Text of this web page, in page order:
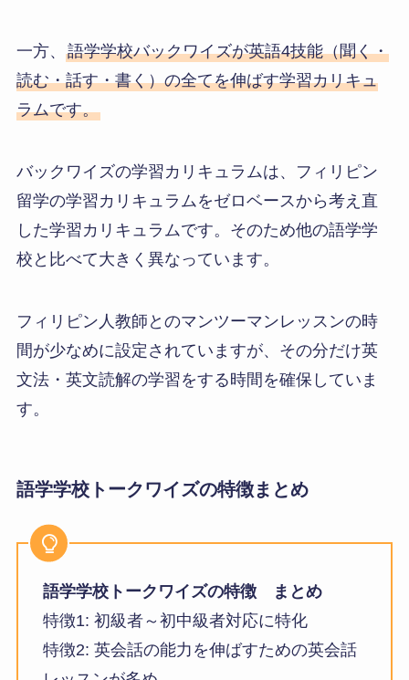
一方、 語学学校バックワイズが英語4技能（聞く・
読む・話す・書く）の全てを伸ばす学習カリキュ
ラムです。
バックワイズの学習カリキュラムは、フィリピン
留学の学習カリキュラムをゼロベースから考え直
した学習カリキュラムです。そのため他の語学学
校と比べて大きく異なっています。
フィリピン人教師とのマンツーマンレッスンの時
間が少なめに設定されていますが、その分だけ英
文法・英文読解の学習をする時間を確保していま
す。
語学学校トークワイズの特徴まとめ
語学学校トークワイズの特徴
まとめ
特徴1: 初級者～初中級者対応に特化
特徴2: 英会話の能力を伸ばすための英会話